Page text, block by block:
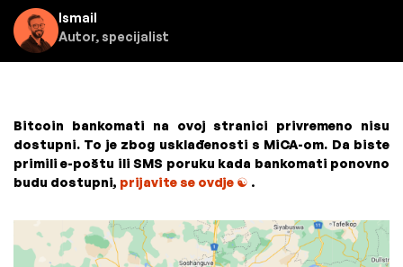
Ismail
Autor, specijalist
Bitcoin bankomati na ovoj stranici privremeno nisu
dostupni. To je zbog usklađenosti s MiCA-om. Da biste
primili e-poštu ili SMS poruku kada bankomati ponovno
budu dostupni, prijavite se ovdje ☯ .